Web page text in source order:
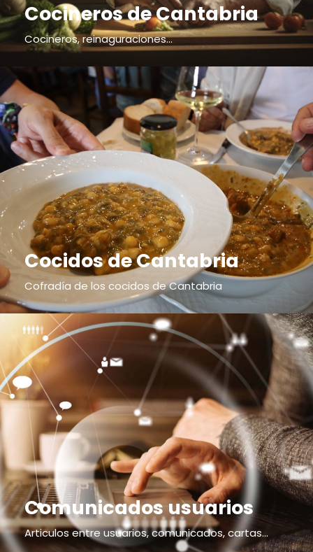
Cocineros de Cantabria
Cocineros, reinaguraciones...
Cocidos de Cantabria
Cofradía de los cocidos de Cantabria
Comunicados usuarios
Articulos entre usuarios, comunicados, cartas...